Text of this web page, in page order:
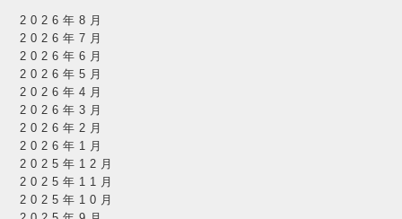
2026年8月
2026年7月
2026年6月
2026年5月
2026年4月
2026年3月
2026年2月
2026年1月
2025年12月
2025年11月
2025年10月